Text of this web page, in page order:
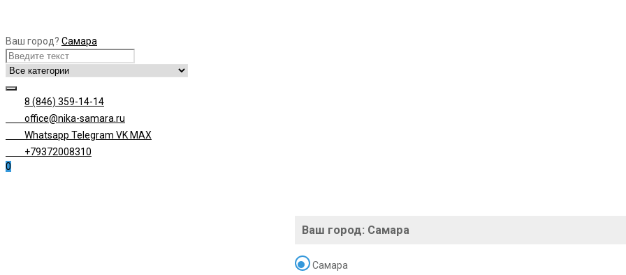
Ваш город? Самара
8 (846) 359-14-14
office@nika-samara.ru
Whatsapp Telegram VK MAX
+79372008310
0
Ваш город: Самара
Самара